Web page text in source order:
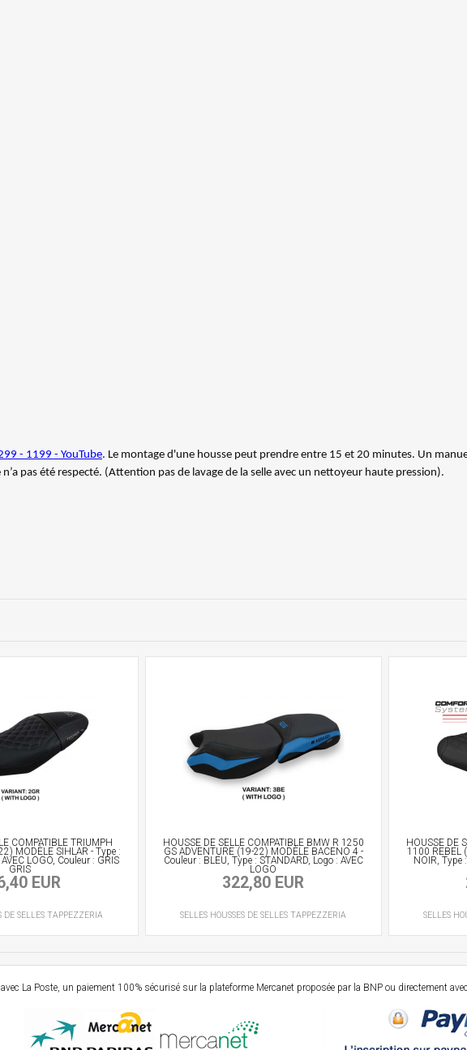
- 1199 - YouTube. Le montage d'une housse peut prendre entre 15 et 20 minutes. Un
pas été respecté. (Attention pas de lavage de la selle avec un nettoyeur haute pression).
COMPATIBLE TRIUMPH
MODÈLE SIHLAR - Type :
LOGO, Couleur : GRIS
GRIS
EUR
DE SELLES TAPPEZZERIA
HOUSSE DE SELLE COMPATIBLE BMW R 1250
GS ADVENTURE (19-22) MODÈLE BACENO 4 -
Couleur : BLEU, Type : STANDARD, Logo : AVEC
LOGO
322,80 EUR
SELLES HOUSSES DE SELLES TAPPEZZERIA
HOUSSE DE
1100 REBEL
NOIR, Type
SELLES
La Poste, un paiement 100% sécurisé sur la plateforme Mercanet proposée par la BNP ou directement